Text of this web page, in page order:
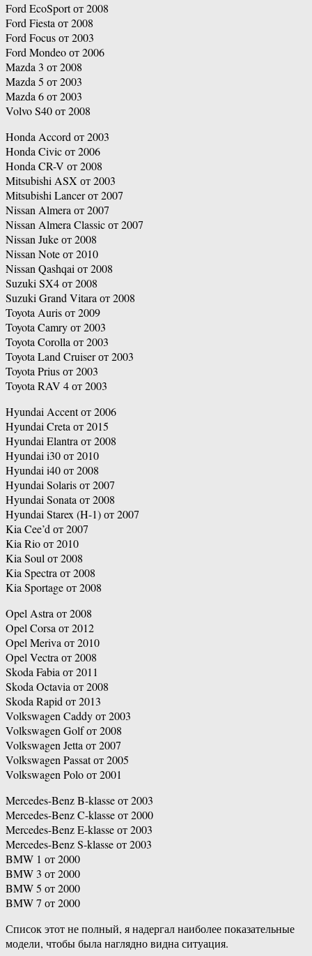
Ford EcoSport от 2008
Ford Fiesta от 2008
Ford Focus от 2003
Ford Mondeo от 2006
Mazda 3 от 2008
Mazda 5 от 2003
Mazda 6 от 2003
Volvo S40 от 2008
Honda Accord от 2003
Honda Civic от 2006
Honda CR-V от 2008
Mitsubishi ASX от 2003
Mitsubishi Lancer от 2007
Nissan Almera от 2007
Nissan Almera Classic от 2007
Nissan Juke от 2008
Nissan Note от 2010
Nissan Qashqai от 2008
Suzuki SX4 от 2008
Suzuki Grand Vitara от 2008
Toyota Auris от 2009
Toyota Camry от 2003
Toyota Corolla от 2003
Toyota Land Cruiser от 2003
Toyota Prius от 2003
Toyota RAV 4 от 2003
Hyundai Accent от 2006
Hyundai Creta от 2015
Hyundai Elantra от 2008
Hyundai i30 от 2010
Hyundai i40 от 2008
Hyundai Solaris от 2007
Hyundai Sonata от 2008
Hyundai Starex (H-1) от 2007
Kia Cee’d от 2007
Kia Rio от 2010
Kia Soul от 2008
Kia Spectra от 2008
Kia Sportage от 2008
Opel Astra от 2008
Opel Corsa от 2012
Opel Meriva от 2010
Opel Vectra от 2008
Skoda Fabia от 2011
Skoda Octavia от 2008
Skoda Rapid от 2013
Volkswagen Caddy от 2003
Volkswagen Golf от 2008
Volkswagen Jetta от 2007
Volkswagen Passat от 2005
Volkswagen Polo от 2001
Mercedes-Benz B-klasse от 2003
Mercedes-Benz C-klasse от 2000
Mercedes-Benz E-klasse от 2003
Mercedes-Benz S-klasse от 2003
BMW 1 от 2000
BMW 3 от 2000
BMW 5 от 2000
BMW 7 от 2000
Список этот не полный, я надергал наиболее показательные
модели, чтобы была наглядно видна ситуация.